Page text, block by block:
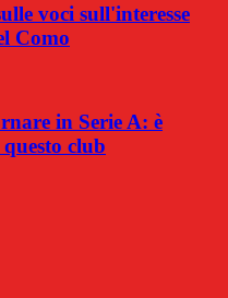
voci sull'interesse
Como
in Serie A: è
club